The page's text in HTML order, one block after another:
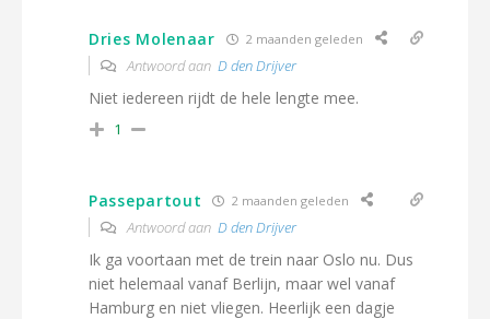
Dries Molenaar 2 maanden geleden
Antwoord aan D den Drijver
Niet iedereen rijdt de hele lengte mee.
1
Passepartout 2 maanden geleden
Antwoord aan D den Drijver
Ik ga voortaan met de trein naar Oslo nu. Dus
niet helemaal vanaf Berlijn, maar wel vanaf
Hamburg en niet vliegen. Heerlijk een dagje